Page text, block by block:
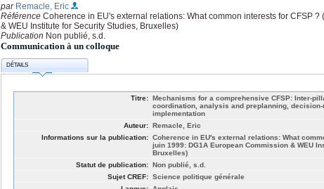
par Remacle, Eric
Référence Coherence in EU's external relations: What common interests for CFSP
& WEU Institute for Security Studies, Bruxelles)
Publication Non publié, s.d.
Communication à un colloque
DÉTAILS
Titre: Mechanisms for a comprehensive CFSP: Inter-
coordination, analysis and preplanning,
implementation
Auteur: Remacle, Eric
Informations sur la publication: Coherence in EU's external relations: What
juin 1999: DG1A European Commission & WEU
Bruxelles)
Statut de publication: Non publié, s.d.
Sujet CREF: Science politique générale